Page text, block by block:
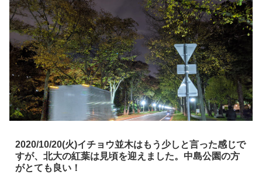
2020/10/20(火)イチョウ並木はもう少しと言った感じで
すが、北大の紅葉は見頃を迎えました。中島公園の方
がとても良い！